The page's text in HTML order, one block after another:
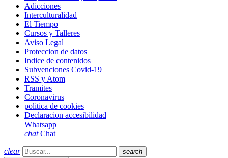
Adicciones
Interculturalidad
El Tiempo
Cursos y Talleres
Aviso Legal
Proteccion de datos
Indice de contenidos
Subvenciones Covid-19
RSS y Atom
Tramites
Coronavirus
politica de cookies
Declaracion accesibilidad
Whatsapp
chat Chat
clear
search